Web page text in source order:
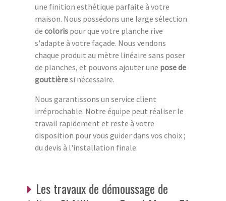
une finition esthétique parfaite à votre
maison. Nous possédons une large sélection
de coloris pour que votre planche rive
s'adapte à votre façade. Nous vendons
chaque produit au mètre linéaire sans poser
de planches, et pouvons ajouter une pose de
gouttièresi nécessaire.
Nous garantissons un service client
irréprochable. Notre équipe peut réaliser le
travail rapidement et reste à votre
disposition pour vous guider dans vos choix ;
du devis à l'installation finale.
Les travaux de démoussage de